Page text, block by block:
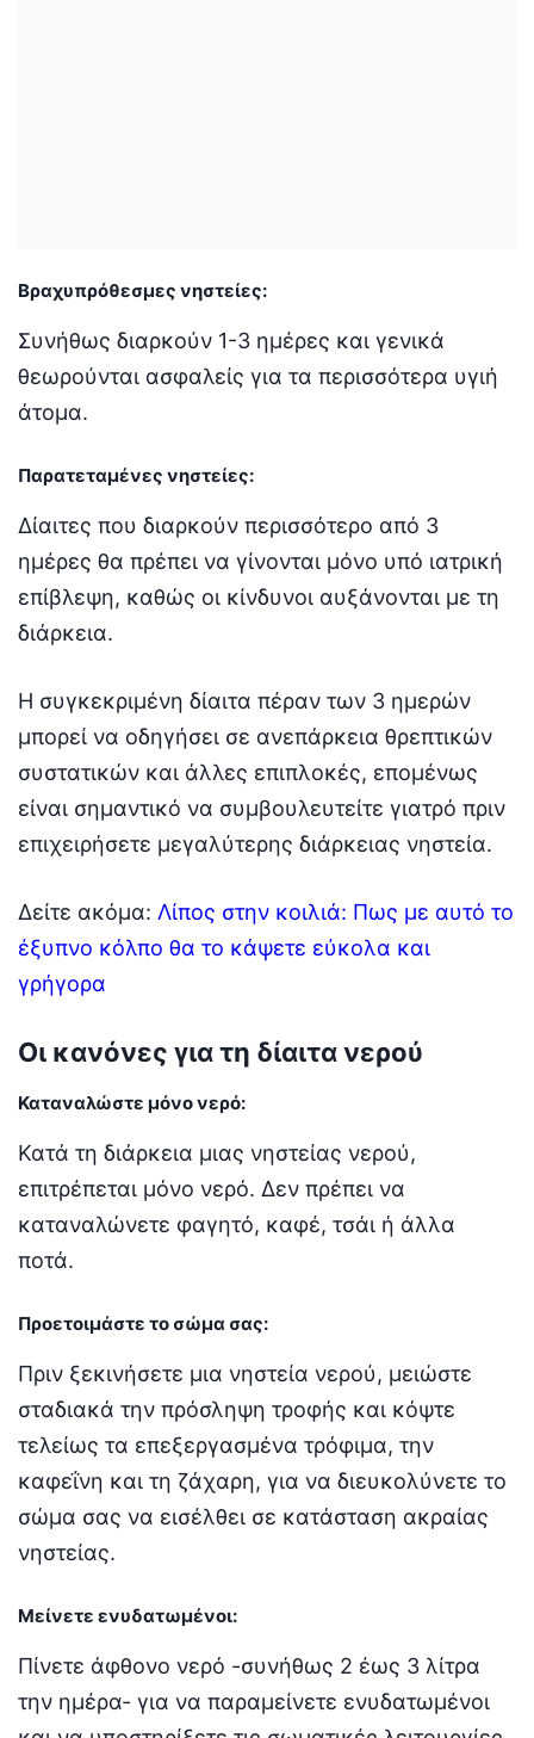
Βραχυπρόθεσμες νηστείες:
Συνήθως διαρκούν 1-3 ημέρες και γενικά
θεωρούνται ασφαλείς για τα περισσότερα υγιή
άτομα.
Παρατεταμένες νηστείες:
Δίαιτες που διαρκούν περισσότερο από 3
ημέρες θα πρέπει να γίνονται μόνο υπό ιατρική
επίβλεψη, καθώς οι κίνδυνοι αυξάνονται με τη
διάρκεια.
Η συγκεκριμένη δίαιτα πέραν των 3 ημερών
μπορεί να οδηγήσει σε ανεπάρκεια θρεπτικών
συστατικών και άλλες επιπλοκές, επομένως
είναι σημαντικό να συμβουλευτείτε γιατρό πριν
επιχειρήσετε μεγαλύτερης διάρκειας νηστεία.
Δείτε ακόμα: Λίπος στην κοιλιά: Πως με αυτό το
έξυπνο κόλπο θα το κάψετε εύκολα και
γρήγορα
Οι κανόνες για τη δίαιτα νερού
Καταναλώστε μόνο νερό:
Κατά τη διάρκεια μιας νηστείας νερού,
επιτρέπεται μόνο νερό. Δεν πρέπει να
καταναλώνετε φαγητό, καφέ, τσάι ή άλλα
ποτά.
Προετοιμάστε το σώμα σας:
Πριν ξεκινήσετε μια νηστεία νερού, μειώστε
σταδιακά την πρόσληψη τροφής και κόψτε
τελείως τα επεξεργασμένα τρόφιμα, την
καφεΐνη και τη ζάχαρη, για να διευκολύνετε το
σώμα σας να εισέλθει σε κατάσταση ακραίας
νηστείας.
Μείνετε ενυδατωμένοι:
Πίνετε άφθονο νερό -συνήθως 2 έως 3 λίτρα
την ημέρα- για να παραμείνετε ενυδατωμένοι